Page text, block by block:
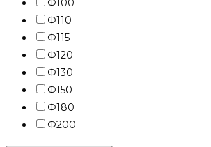
Ф100
Ф110
Ф115
Ф120
Ф130
Ф150
Ф180
Ф200